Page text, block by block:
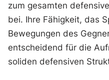
zum gesamten
bei. Ihre Fähigkeit, das
Bewegungen des
entscheidend für die
soliden defensiven